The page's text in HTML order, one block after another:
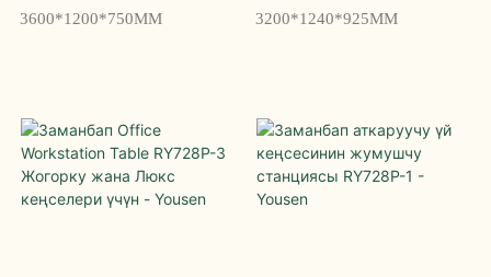
Модулдук Үй
3600*1200*750MM
Модулдук Офис
3200*1240*925MM